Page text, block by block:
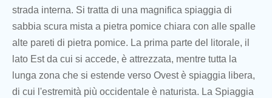
strada interna. Si tratta di una magnifica spiaggia di
sabbia scura mista a pietra pomice chiara con alle spalle
alte pareti di pietra pomice. La prima parte del litorale, il
lato Est da cui si accede, è attrezzata, mentre tutta la
lunga zona che si estende verso Ovest è spiaggia libera,
di cui l'estremità più occidentale è naturista. La Spiaggia